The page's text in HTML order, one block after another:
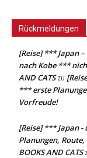
Rückmeldungen
[Reise] *** Japan
nach Kobe ***
AND CATSzu
*** erste
Vorfreude!
[Reise] *** Japan
Planungen,
BOOKS AND CATS